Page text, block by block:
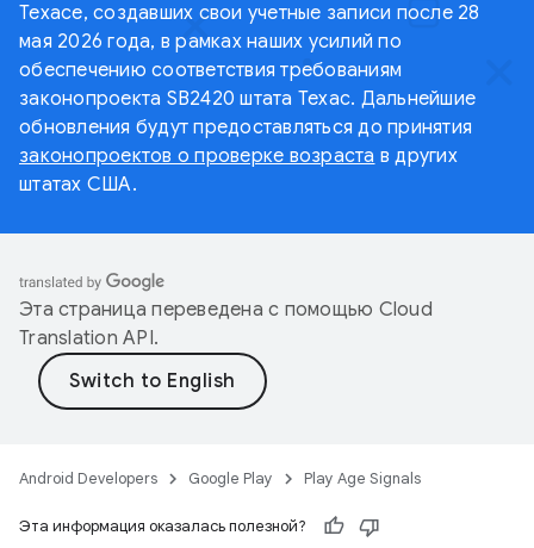
Техасе, создавших свои учетные записи после 28
мая 2026 года, в рамках наших усилий по
обеспечению соответствия требованиям
законопроекта SB2420 штата Техас. Дальнейшие
обновления будут предоставляться до принятия
законопроектов о проверке возраста в других
штатах США.
Эта страница переведена с помощью Cloud
Translation API.
Android Developers Google Play Play Age Signals
Эта информация оказалась полезной?